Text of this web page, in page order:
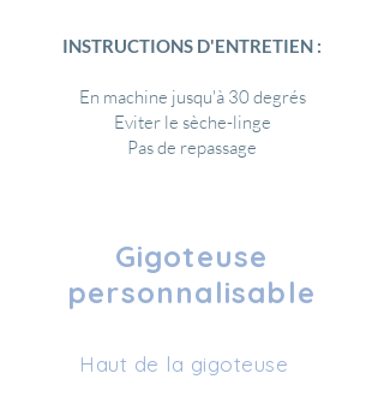
INSTRUCTIONS D'ENTRETIEN :
En machine jusqu'à 30 degrés
Eviter le sèche-linge
Pas de repassage
Gigoteuse
personnalisable
Haut de la gigoteuse